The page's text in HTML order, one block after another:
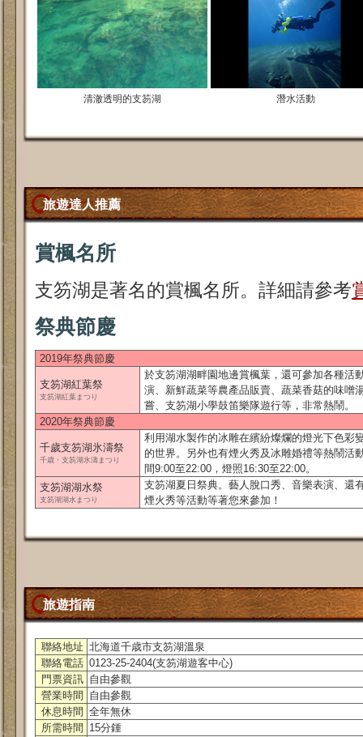
清澈透明的支笏湖 潛水活動
旅遊達人推薦
賞楓名所
支笏湖是著名的賞楓名所。詳細請參考
祭典節慶
2019年祭典節慶
支笏湖紅葉祭
支笏湖紅葉まつり
於支笏湖湖畔園地邊賞楓葉，還可參加各種活
演、新鮮蔬菜等農產品販賣、蔬菜香菇的味噌
嘗、支笏湖小學鼓笛樂隊遊行等，非常熱鬧。
2020年祭典節慶
千歲支笏湖氷濤祭
千歳・支笏湖氷濤まつり
利用湖水製作的冰雕在繽紛燦爛的燈光下色彩
的世界。另外也有煙火秀及冰雕婚禮等熱鬧活
間9:00至22:00，燈照16:30至22:00。
支笏湖湖水祭
支笏湖湖水まつり
支笏湖夏日祭典。藝人脫口秀、音樂表演、還
煙火秀等活動等著您來參加！
旅遊指南
聯絡地址 北海道千歳市支笏湖溫泉
聯絡電話 0123-25-2404(支笏湖遊客中心)
門票資訊 自由參觀
營業時間
自由參觀
休息時間 全年無休
所需時間
15分鍾